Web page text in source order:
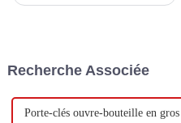
Recherche Associée
Porte-clés ouvre-bouteille en gros